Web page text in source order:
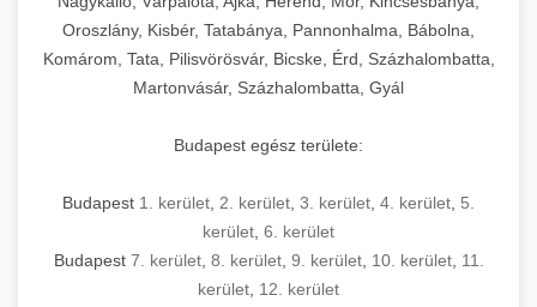
Oroszlány, Kisbér, Tatabánya, Pannonhalma, Bábolna,
Komárom, Tata, Pilisvörösvár, Bicske, Érd, Százhalombatta,
Martonvásár, Százhalombatta, Gyál
Budapest egész területe:
Budapest 1. kerület 2. kerület 3. kerület 4. kerület 5.
kerület 6. kerület
Budapest 7. kerület, 8. kerület, 9. kerület, 10. kerület, 11.
kerület 12. kerület